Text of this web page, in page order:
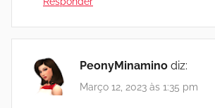
PeonyMinamino diz:
Março 12, 2023 às 1:35 pm